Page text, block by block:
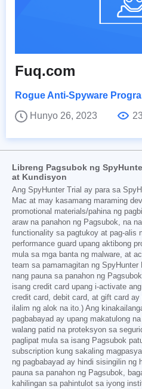
Fuq.com
Rogue Anti-Spyware
Hunyo 26, 2023
Libreng Pagsubok ng
at Kundisyon
Ang SpyHunter Trial ay para sa
Mac at may kasamang maraming
promotional materials/pahina ng
araw na panahon ng Pagsubok, na
functionality sa pagtukoy at pag-alis
performance guard upang aktibong
mula sa mga banta ng malware, at
team sa pamamagitan ng
nang pauna sa panahon ng
isang credit card upang i-activate
credit card, debit card, at gift card ay
ilalim ng alok na ito.) Ang
pagbabayad ay upang makatulong
walang patid na proteksyon sa
paglipat mula sa isang Pagsubok
subscription kung sakaling
ng pagbabayad ay hindi sisingilin ng
pauna sa panahon ng Pagsubok,
kahilingan sa pahintulot sa iyong